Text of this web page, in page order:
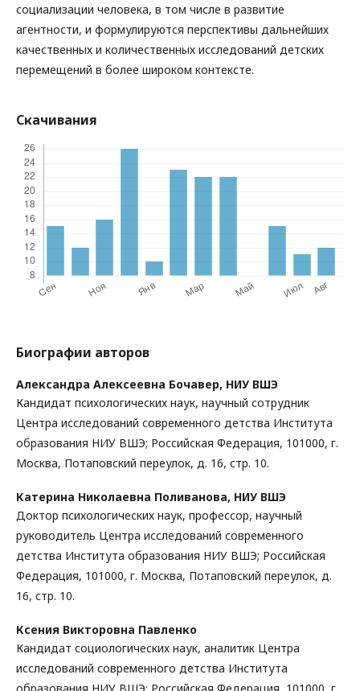
социализации человека, в том числе в развитие
агентности, и формулируются перспективы дальнейших
качественных и количественных исследований детских
перемещений в более широком контексте.
Скачивания
Биографии авторов
Александра Алексеевна Бочавер, НИУ ВШЭ
Кандидат психологических наук, научный сотрудник
Центра исследований современного детства Института
образования НИУ ВШЭ; Российская Федерация, 101000, г.
Москва, Потаповский переулок, д. 16, стр. 10.
Катерина Николаевна Поливанова, НИУ ВШЭ
Доктор психологических наук, профессор, научный
руководитель Центра исследований современного
детства Института образования НИУ ВШЭ; Российская
Федерация, 101000, г. Москва, Потаповский переулок, д.
16, стр. 10.
Ксения Викторовна Павленко
Кандидат социологических наук, аналитик Центра
исследований современного детства Института